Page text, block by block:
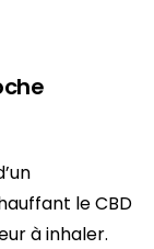
le CBD
à inhaler.